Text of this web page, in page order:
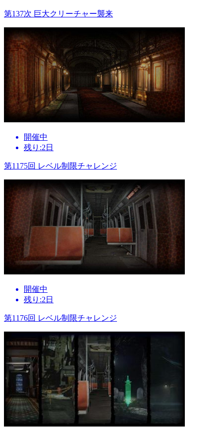
第137次 巨大クリーチャー襲来
開催中
残り:2日
第1175回 レベル制限チャレンジ
開催中
残り:2日
第1176回 レベル制限チャレンジ